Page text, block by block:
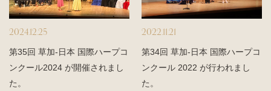
活動実績
Activities
お知らせ
News
2024.12.25
第35回 草加-日本 国際ハープコ
ンクール2024 が開催されまし
た。
2022.11.21
第34回 草加-日本 国際ハープコ
ンクール 2022 が行われまし
た。